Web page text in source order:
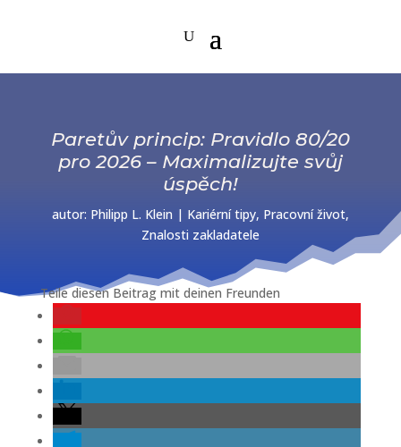
Paretův princip: Pravidlo 80/20
pro 2026 – Maximalizujte svůj
úspěch!
autor: Philipp L. Klein | Kariérní tipy, Pracovní život,
Znalosti zakladatele
Teile diesen Beitrag mit deinen Freunden